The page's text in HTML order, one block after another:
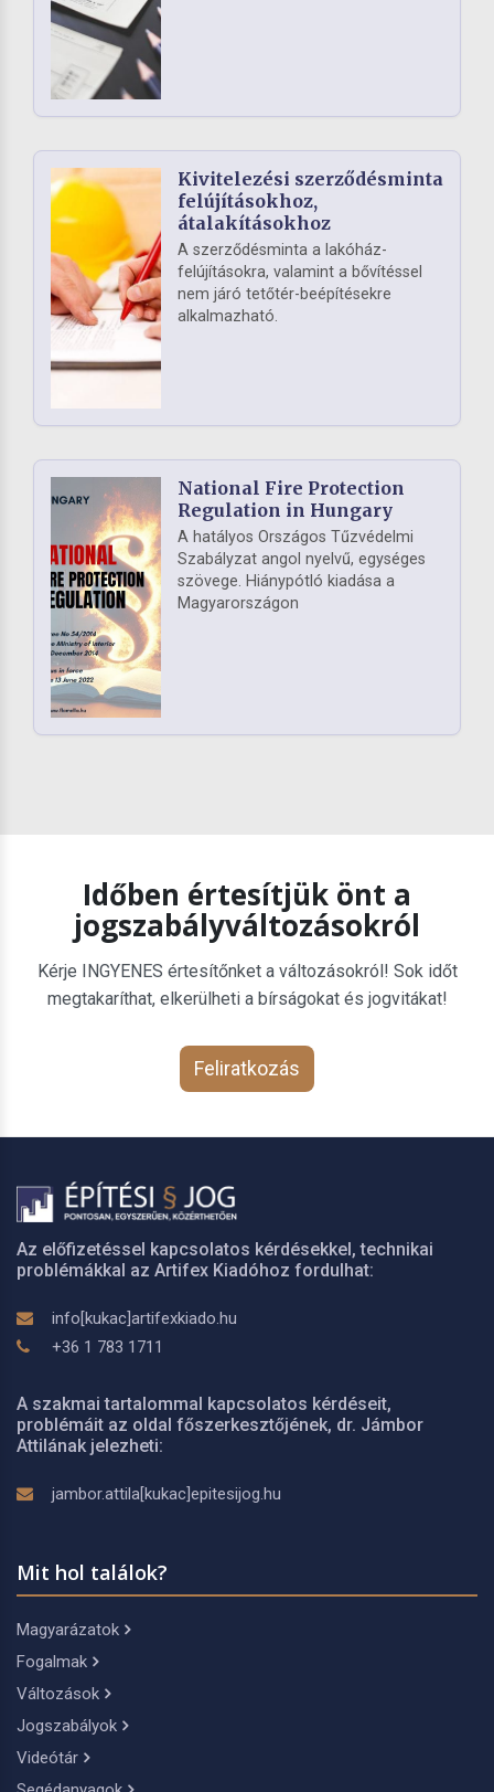
Kivitelezési szerződésminta
felújításokhoz,
átalakításokhoz
A szerződésminta a lakóház-
felújításokra, valamint a bővítéssel
nem járó tetőtér-beépítésekre
alkalmazható.
National Fire Protection
Regulation in Hungary
A hatályos Országos Tűzvédelmi
Szabályzat angol nyelvű, egységes
szövege. Hiánypótló kiadása a
Magyarországon
Időben értesítjük önt a
jogszabályváltozásokról
Kérje INGYENES értesítőnket a változásokról! Sok időt
megtakaríthat, elkerülheti a bírságokat és jogvitákat!
Feliratkozás
Az előfizetéssel kapcsolatos kérdésekkel, technikai
problémákkal az Artifex Kiadóhoz fordulhat:
info[kukac]artifexkiado.hu
+36 1 783 1711
A szakmai tartalommal kapcsolatos kérdéseit,
problémáit az oldal főszerkesztőjének, dr. Jámbor
Attilának jelezheti:
jambor.attila[kukac]epitesijog.hu
Mit hol találok?
Magyarázatok
Fogalmak
Változások
Jogszabályok
Videótár